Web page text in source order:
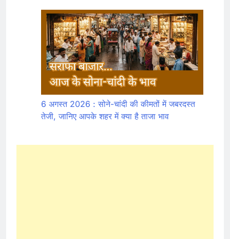
6 अगस्त 2026 : सोने-चांदी की कीमतों में जबरदस्त
तेजी, जानिए आपके शहर में क्या है ताजा भाव